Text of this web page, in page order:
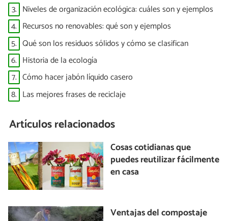
3. Niveles de organización ecológica: cuáles son y ejemplos
4. Recursos no renovables: qué son y ejemplos
5. Qué son los residuos sólidos y cómo se clasifican
6. Historia de la ecología
7. Cómo hacer jabón líquido casero
8. Las mejores frases de reciclaje
Artículos relacionados
Cosas cotidianas que
puedes reutilizar fácilmente
en casa
Ventajas del compostaje